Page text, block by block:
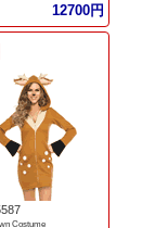
12700円
Costume